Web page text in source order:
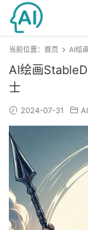
当前位置： 首页 AI绘
AI绘画
士
2024-07-31